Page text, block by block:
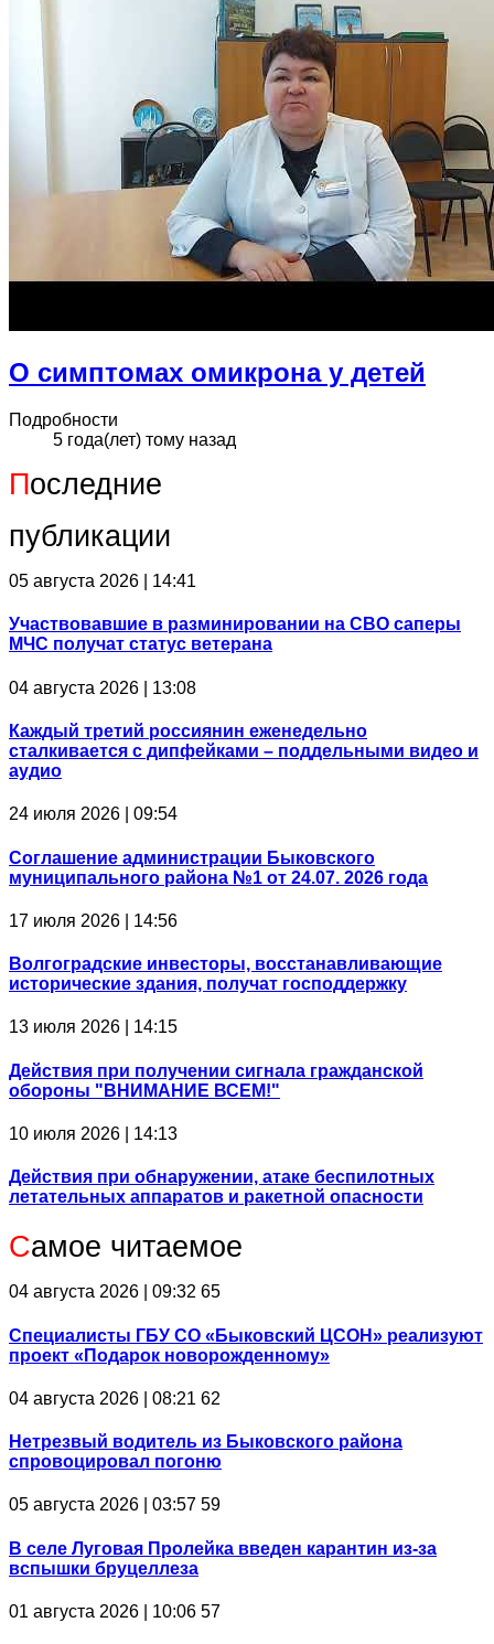
О симптомах омикрона у детей
Подробности
5 года(лет) тому назад
Последние
публикации
05 августа 2026 | 14:41
Участвовавшие в разминировании на СВО саперы
МЧС получат статус ветерана
04 августа 2026 | 13:08
Каждый третий россиянин еженедельно
сталкивается с дипфейками – поддельными видео и
аудио
24 июля 2026 | 09:54
Соглашение администрации Быковского
муниципального района №1 от 24.07. 2026 года
17 июля 2026 | 14:56
Волгоградские инвесторы, восстанавливающие
исторические здания, получат господдержку
13 июля 2026 | 14:15
Действия при получении сигнала гражданской
обороны "ВНИМАНИЕ ВСЕМ!"
10 июля 2026 | 14:13
Действия при обнаружении, атаке беспилотных
летательных аппаратов и ракетной опасности
Самое читаемое
04 августа 2026 | 09:32 65
Специалисты ГБУ СО «Быковский ЦСОН» реализуют
проект «Подарок новорожденному»
04 августа 2026 | 08:21 62
Нетрезвый водитель из Быковского района
спровоцировал погоню
05 августа 2026 | 03:57 59
В селе Луговая Пролейка введен карантин из-за
вспышки бруцеллеза
01 августа 2026 | 10:06 57